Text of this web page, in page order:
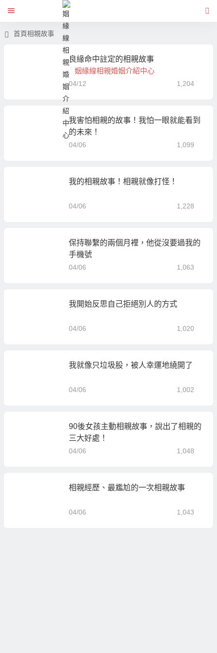
姻緣線相親婚姻介紹中心
首頁相親故事
良緣命中註定的相親故事
04/12 1,204
我害怕相親的故事！我怕一眼就能看到
的未來！
04/06 1,099
我的相親故事！相親就像打怪！
04/06 1,228
保持聯繫的兩個月裡，他從沒要過我的
手機號
04/06 1,063
我開始反思自己拒絕別人的方式
04/06 1,020
我就像只垃圾股，被人幸運地繞開了
04/06 1,002
90後女孩主動相親故事，說出了相親的
三大好處！
04/06 1,048
相親經歷、最尷尬的一次相親故事
04/06 1,043